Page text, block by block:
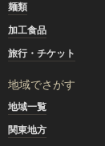
麺類
加工食品
旅行・チケット
地域でさがす
地域一覧
関東地方